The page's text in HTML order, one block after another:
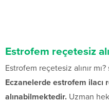
Estrofem reçetesiz
Estrofem reçetesiz alınır
Eczanelerde estrofem ilacı
alınabilmektedir. Uzman